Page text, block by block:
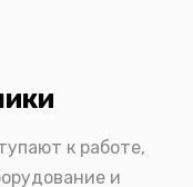
к работе,
и